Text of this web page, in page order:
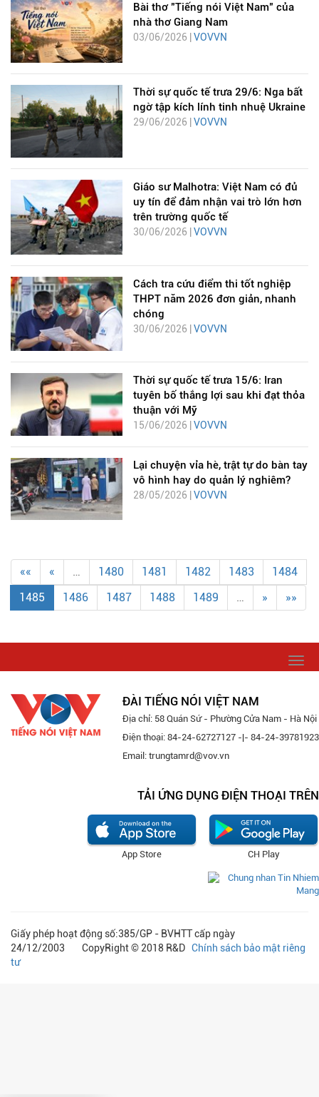
Bài thơ "Tiếng nói Việt Nam" của
nhà thơ Giang Nam
03/06/2026 | VOVVN
Thời sự quốc tế trưa 29/6: Nga bất
ngờ tập kích lính tinh nhuệ Ukraine
29/06/2026 | VOVVN
Giáo sư Malhotra: Việt Nam có đủ
uy tín để đảm nhận vai trò lớn hơn
trên trường quốc tế
30/06/2026 | VOVVN
Cách tra cứu điểm thi tốt nghiệp
THPT năm 2026 đơn giản, nhanh
chóng
30/06/2026 | VOVVN
Thời sự quốc tế trưa 15/6: Iran
tuyên bố thắng lợi sau khi đạt thỏa
thuận với Mỹ
15/06/2026 | VOVVN
Lại chuyện vỉa hè, trật tự do bàn tay
vô hình hay do quản lý nghiêm?
28/05/2026 | VOVVN
«« « … 1480 1481 1482 1483
1484
1485
1486 1487 1488 1489 … » »»
ĐÀI TIẾNG NÓI VIỆT NAM
Địa chỉ: 58 Quán Sứ - Phường Cửa Nam - Hà Nội
Điện thoại: 84-24-62727127 -|- 84-24-39781923
Email: trungtamrd@vov.vn
TẢI ỨNG DỤNG ĐIỆN THOẠI TRÊN
CH Play
App Store
Giấy phép hoạt động số:385/GP - BVHTT cấp ngày
24/12/2003 CopyRight © 2018 R&D Chính sách bảo mật riêng
tư